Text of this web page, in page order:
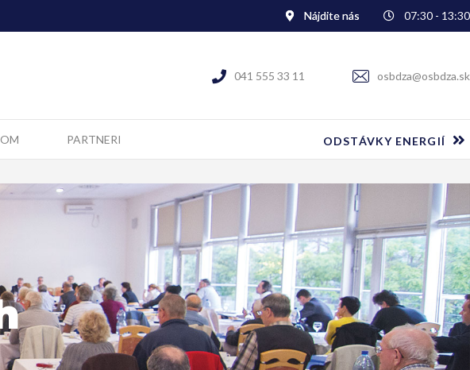
Nájdite nás 07:30 - 13:30
041 555 33 11 osbdza@osbdza.sk
ODSTÁVKY ENERGIÍ
PARTNERI